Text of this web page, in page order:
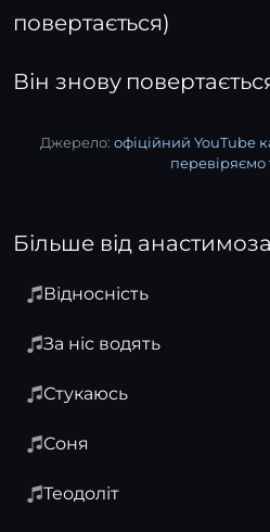
повертається)
Він знову
Джерело: офіційний YouTube
перевіряємо
Більше від анастимоза
Відносність
За ніс водять
Стукаюсь
Соня
Теодоліт